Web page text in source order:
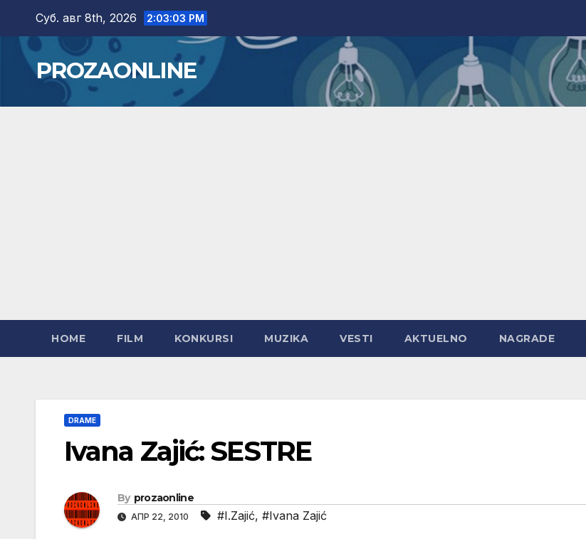
content
Суб. авг 8th, 2026 2:03:04 PM
PROZAONLINE
HOME FILM KONKURSI MUZIKA VESTI AKTUELNO NAGRADE
DRAME
Ivana Zajić: SESTRE
By prozaonline
АПР 22, 2010 #I.Zajić, #Ivana Zajić